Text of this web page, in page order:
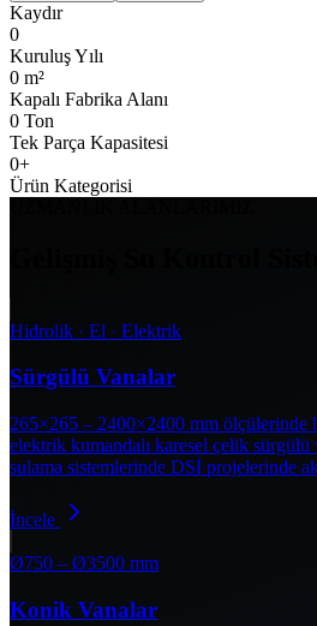
Kaydır
0
Kuruluş Yılı
0 m²
Kapalı Fabrika Alanı
0 Ton
Tek Parça Kapasitesi
0+
Ürün Kategorisi
Hidrolik · El · Elektrik
Sürgülü Vanalar
265×265 – 2400×2400 mm
elektrik kumandalı karesel çelik
sulama sistemlerinde DSİ projelerinde
İncele
Ø750 – Ø3500 mm
Konik Vanalar